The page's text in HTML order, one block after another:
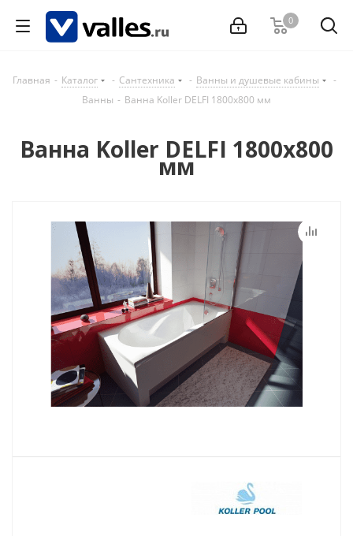
0
Главная - Каталог - Сантехника - Ванны и душевые кабины
-
Ванны - Ванна Koller DELFI 1800x800 мм
Ванна Koller DELFI 1800x800
мм